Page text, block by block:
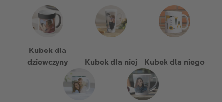
Kubek dla
dziewczyny
Kubek dla niej Kubek dla niego